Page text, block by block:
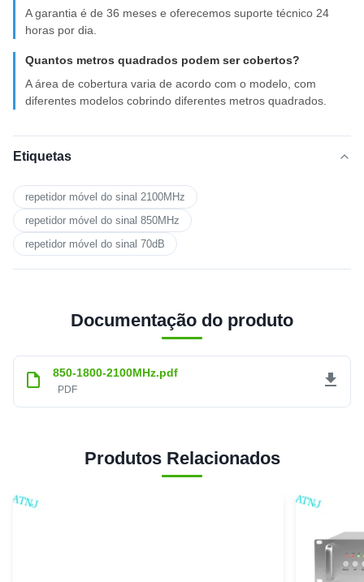
A garantia é de 36 meses e oferecemos suporte técnico 24
horas por dia.
Quantos metros quadrados podem ser cobertos?
A área de cobertura varia de acordo com o modelo, com
diferentes modelos cobrindo diferentes metros quadrados.
Etiquetas
repetidor móvel do sinal 2100MHz
repetidor móvel do sinal 850MHz
repetidor móvel do sinal 70dB
Documentação do produto
850-1800-2100MHz.pdf
PDF
Produtos Relacionados